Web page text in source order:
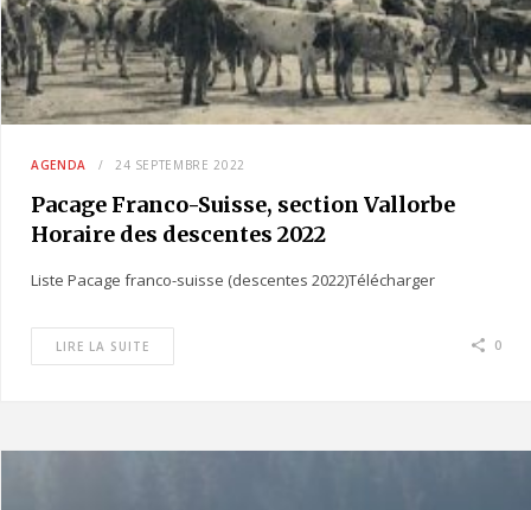
AGENDA 24 SEPTEMBRE 2022
Pacage Franco-Suisse, section Vallorbe
Horaire des descentes 2022
Liste Pacage franco-suisse (descentes 2022)Télécharger
LIRE LA SUITE 0